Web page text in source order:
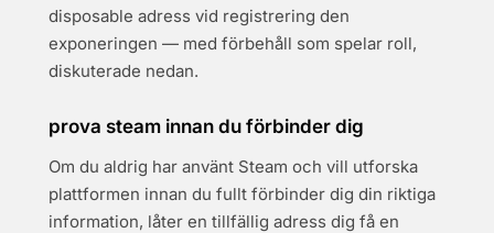
disposable adress vid registrering den
exponeringen — med förbehåll som spelar roll,
diskuterade nedan.
prova steam innan du förbinder dig
Om du aldrig har använt Steam och vill utforska
plattformen innan du fullt förbinder dig din riktiga
information, låter en tillfällig adress dig få en